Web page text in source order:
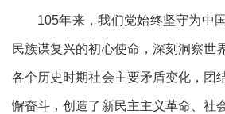
105年来，我们党始终坚守为中
民族谋复兴的初心使命，深刻洞察世
各个历史时期社会主要矛盾变化，团
懈奋斗，创造了新民主主义革命、社